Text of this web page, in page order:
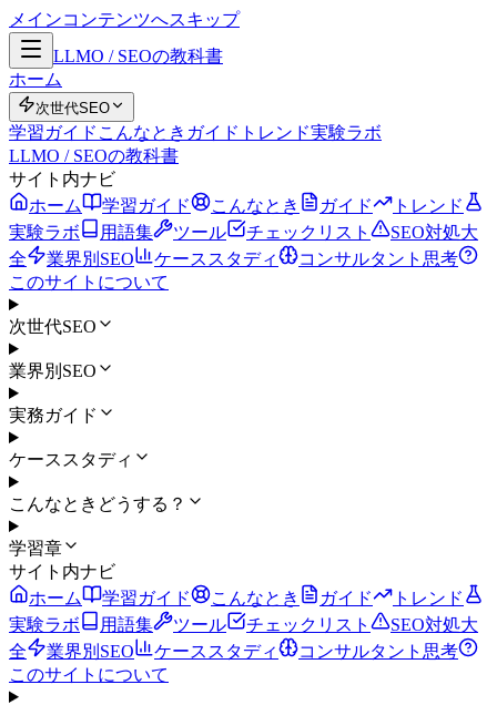
メインコンテンツへスキップ
LLMO / SEOの教科書
ホーム
次世代SEO
学習ガイド こんなとき ガイド トレンド実験ラボ
LLMO / SEOの教科書
サイト内ナビ
ホーム
学習ガイド こんなとき ガイド
トレンド
実験ラボ
用語集 ツール チェックリスト
SEO対処大
全
業界別SEO ケーススタディ
コンサルタント思考
このサイトについて
次世代SEO
業界別SEO
実務ガイド
ケーススタディ
こんなときどうする？
学習章
サイト内ナビ
ホーム
学習ガイド こんなとき ガイド
トレンド
実験ラボ
用語集 ツール チェックリスト
SEO対処大
全
業界別SEO ケーススタディ
コンサルタント思考
このサイトについて